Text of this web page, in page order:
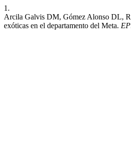
1.
Arcila Galvis DM, Gómez Alonso DL,
exóticas en el departamento del Meta. EP